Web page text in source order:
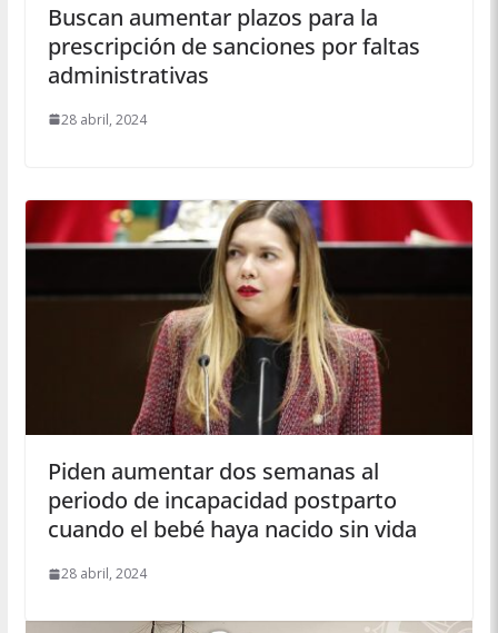
Buscan aumentar plazos para la
prescripción de sanciones por faltas
administrativas
28 abril, 2024
Piden aumentar dos semanas al
periodo de incapacidad postparto
cuando el bebé haya nacido sin vida
28 abril, 2024